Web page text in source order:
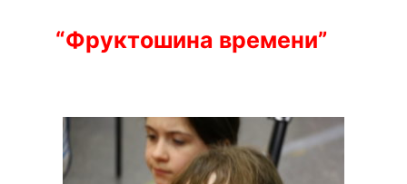
“Фруктошина времени”